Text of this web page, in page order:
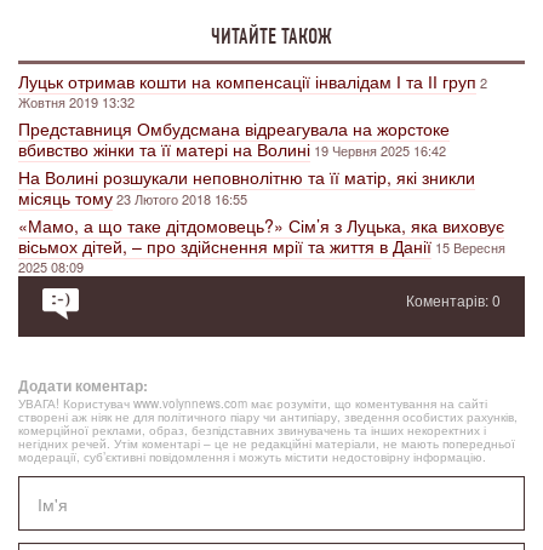
ЧИТАЙТЕ ТАКОЖ
Луцьк отримав кошти на компенсації інвалідам І та ІІ груп 2
Жовтня 2019 13:32
Представниця Омбудсмана відреагувала на жорстоке
вбивство жінки та її матері на Волині 19 Червня 2025 16:42
На Волині розшукали неповнолітню та її матір, які зникли
місяць тому23 Лютого 2018 16:55
«Мамо, а що таке дітдомовець?» Сім’я з Луцька, яка виховує
вісьмох дітей, – про здійснення мрії та життя в Данії 15 Вересня
2025 08:09
Коментарів: 0
Додати коментар:
УВАГА! Користувач www.volynnews.com має розуміти, що коментування на сайті
створені аж ніяк не для політичного піару чи антипіару, зведення особистих рахунків,
комерційної реклами, образ, безпідставних звинувачень та інших некоректних і
негідних речей. Утім коментарі – це не редакційні матеріали, не мають попередньої
модерації, суб’єктивні повідомлення і можуть містити недостовірну інформацію.